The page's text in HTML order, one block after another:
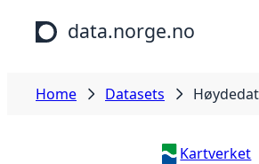
Skip to main content
data.norge.no
Home Datasets
Kartverket